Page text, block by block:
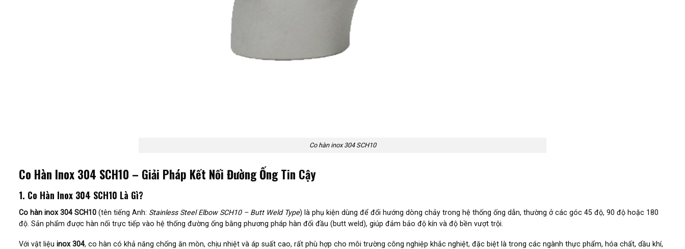
Co hàn inox 304 SCH10
Co Hàn Inox 304 SCH10 – Giải Pháp Kết Nối Đường Ống Tin Cậy
1. Co Hàn Inox 304 SCH10 Là Gì?
Co hàn inox 304 SCH10 (tên tiếng Anh: Stainless Steel Elbow SCH10 – Butt Weld Type) là phụ kiện dùng để đổi hướng dòng chảy trong hệ thống ống dẫn, thường ở các góc 45 độ, 90 độ hoặc 180
độ. Sản phẩm được hàn nối trực tiếp vào hệ thống đường ống bằng phương pháp hàn đối đầu (butt weld), giúp đảm bảo độ kín và độ bền vượt trội.
Với vật liệu inox 304, co hàn có khả năng chống ăn mòn, chịu nhiệt và áp suất cao, rất phù hợp cho môi trường công nghiệp khắc nghiệt, đặc biệt là trong các ngành thực phẩm, hóa chất, dầu khí,